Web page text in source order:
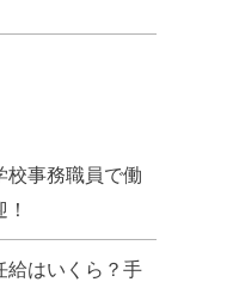
校事務職員で働
給はいくら？手